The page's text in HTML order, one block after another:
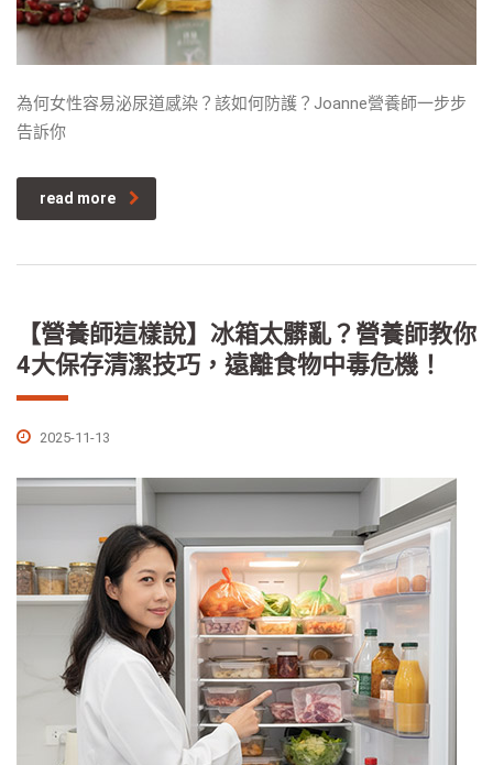
為何女性容易泌尿道感染？該如何防護？Joanne營養師一步步
告訴你
read more
【營養師這樣說】冰箱太髒亂？營養師教你
4大保存清潔技巧，遠離食物中毒危機！
2025-11-13